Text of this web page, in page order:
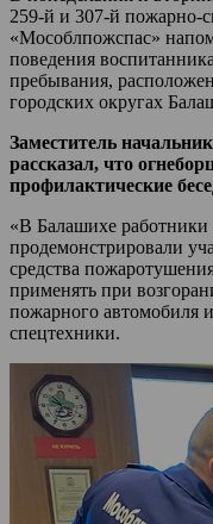
259-й и 307-й пожарно-
«Мособлпожспас»
поведения
пребывания,
городских округах
Заместитель
рассказал, что
профилактические
«В Балашихе работники
продемонстрировали
средства
применять при
пожарного автомобиля
спецтехники.